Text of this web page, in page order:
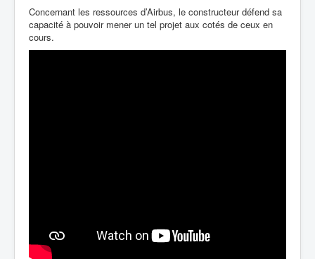
Concernant les ressources d’Airbus, le constructeur défend sa
capacité à pouvoir mener un tel projet aux cotés de ceux en
cours.